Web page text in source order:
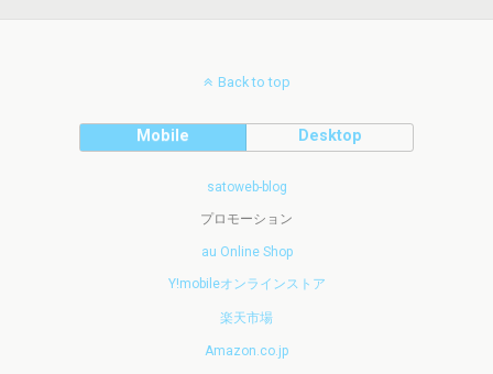
Back to top
Mobile Desktop
satoweb-blog
プロモーション
au Online Shop
Y!mobileオンラインストア
楽天市場
Amazon.co.jp